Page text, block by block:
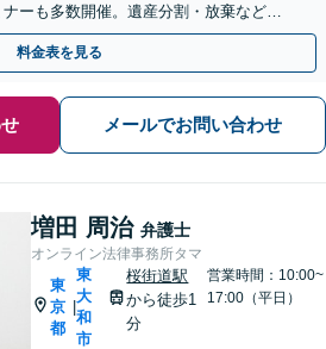
ーも多数開催。遺産分割・放棄などま
通知税理士】
料金表を見る
メールでお問い合わせ
増田 周治 弁護士
オンライン法律事務所タマ
東
京
都
|
東
大
和
市
桜街道駅
から徒歩1
分
営業時間：10:00~
17:00（平日）